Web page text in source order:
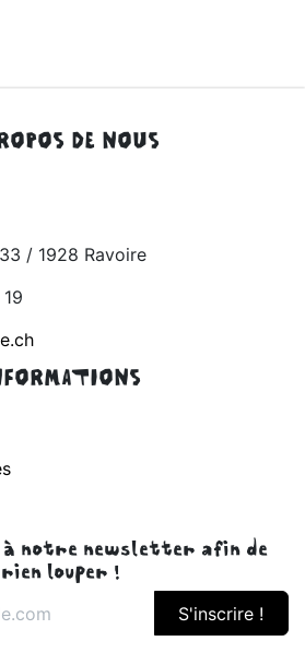
DE NOUS
/ 1928 Ravoire
à notre newsletter afin de
rien louper !
S'inscrire !